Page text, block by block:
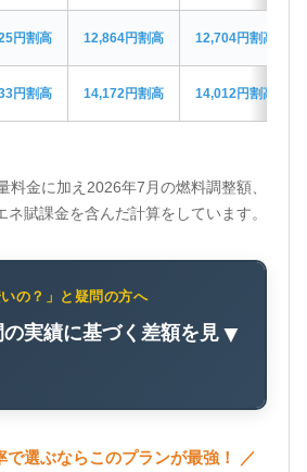
円割高 12,864円割高 12,704円割高
円割高 14,172円割高 14,012円割高
料金に加え2026年7月の燃料調整額、
ネ賦課金を含んだ計算をしています。
いの？」と疑問の方へ
の実績に基づく差額を見▼
で選ぶならこのプランが最強！ ／